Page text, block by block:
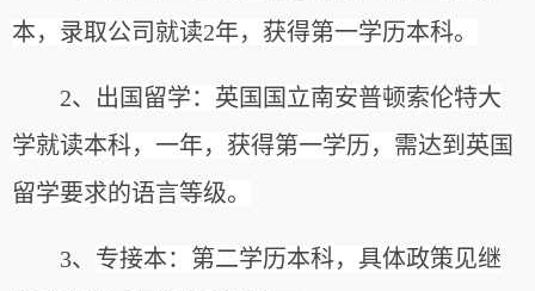
本，录取公司就读2年，获得第一学历本科。
2、 出国留学：英国国立南安普顿索伦特大
学就读本科，一年，获得第一学历，需达到英国
留学要求的语言等级。
3、 专接本：第二学历本科，具体政策见继